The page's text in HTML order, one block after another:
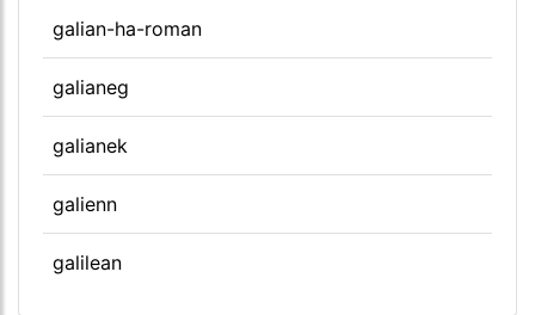
galian-ha-roman
galianeg
galianek
galienn
galilean